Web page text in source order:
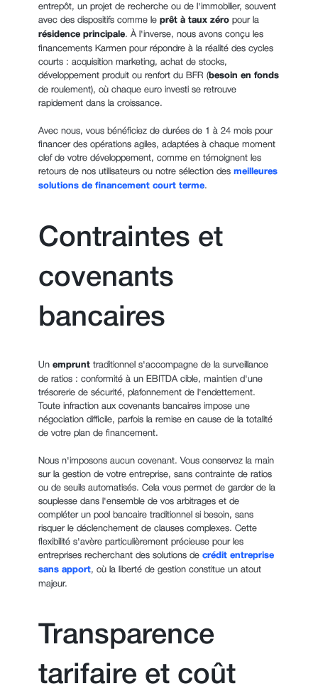
entrepôt, un projet de recherche ou de l'immobilier, souvent
avec des dispositifs comme le prêt à taux zéro pour la
résidence principale. À l'inverse, nous avons conçu les
financements Karmen pour répondre à la réalité des cycles
courts : acquisition marketing, achat de stocks,
développement produit ou renfort du BFR (besoin en fonds
de roulement), où chaque euro investi se retrouve
rapidement dans la croissance.
Avec nous, vous bénéficiez de durées de 1 à 24 mois pour
financer des opérations agiles, adaptées à chaque moment
clef de votre développement, comme en témoignent les
retours de nos utilisateurs ou notre sélection des meilleures
solutions de financement court terme.
Contraintes et
covenants
bancaires
Un emprunt traditionnel s'accompagne de la surveillance
de ratios : conformité à un EBITDA cible, maintien d'une
trésorerie de sécurité, plafonnement de l'endettement.
Toute infraction aux covenants bancaires impose une
négociation difficile, parfois la remise en cause de la totalité
de votre plan de financement.
Nous n'imposons aucun covenant. Vous conservez la main
sur la gestion de votre entreprise, sans contrainte de ratios
ou de seuils automatisés. Cela vous permet de garder de la
souplesse dans l'ensemble de vos arbitrages et de
compléter un pool bancaire traditionnel si besoin, sans
risquer le déclenchement de clauses complexes. Cette
flexibilité s'avère particulièrement précieuse pour les
entreprises recherchant des solutions de crédit entreprise
sans apport, où la liberté de gestion constitue un atout
majeur.
Transparence
tarifaire et coût